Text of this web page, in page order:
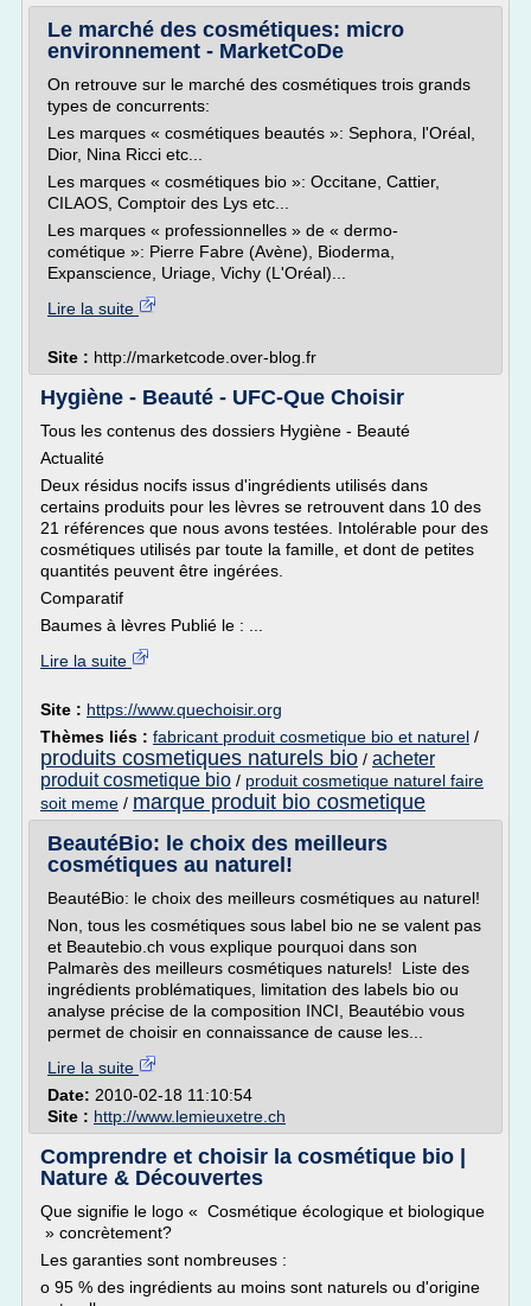
Le marché des cosmétiques: micro
environnement - MarketCoDe
On retrouve sur le marché des cosmétiques trois grands
types de concurrents:
Les marques « cosmétiques beautés »: Sephora, l'Oréal,
Dior, Nina Ricci etc...
Les marques « cosmétiques bio »: Occitane, Cattier,
CILAOS, Comptoir des Lys etc...
Les marques « professionnelles » de « dermo-
cométique »: Pierre Fabre (Avène), Bioderma,
Expanscience, Uriage, Vichy (L'Oréal)...
Lire la suite
Site : http://marketcode.over-blog.fr
Hygiène - Beauté - UFC-Que Choisir
Tous les contenus des dossiers Hygiène - Beauté
Actualité
Deux résidus nocifs issus d'ingrédients utilisés dans
certains produits pour les lèvres se retrouvent dans 10 des
21 références que nous avons testées. Intolérable pour des
cosmétiques utilisés par toute la famille, et dont de petites
quantités peuvent être ingérées.
Comparatif
Baumes à lèvres Publié le : ...
Lire la suite
Site : https://www.quechoisir.org
Thèmes liés : fabricant produit cosmetique bio et naturel /
produits cosmetiques naturels bio / acheter
produit cosmetique bio / produit cosmetique naturel faire
soit meme / marque produit bio cosmetique
BeautéBio: le choix des meilleurs
cosmétiques au naturel!
BeautéBio: le choix des meilleurs cosmétiques au naturel!
Non, tous les cosmétiques sous label bio ne se valent pas
et Beautebio.ch vous explique pourquoi dans son
Palmarès des meilleurs cosmétiques naturels! Liste des
ingrédients problématiques, limitation des labels bio ou
analyse précise de la composition INCI, Beautébio vous
permet de choisir en connaissance de cause les...
Lire la suite
Date: 2010-02-18 11:10:54
Site : http://www.lemieuxetre.ch
Comprendre et choisir la cosmétique bio |
Nature & Découvertes
Que signifie le logo « Cosmétique écologique et biologique
» concrètement?
Les garanties sont nombreuses :
o 95 % des ingrédients au moins sont naturels ou d'origine